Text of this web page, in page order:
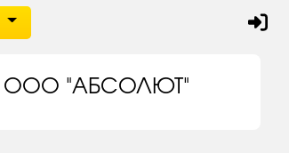
ООО "АБСОЛЮТ"